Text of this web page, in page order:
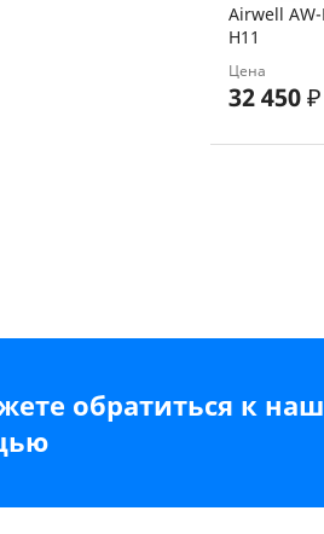
Airwell AW-
H11
Цена
32 450₽
обратиться к